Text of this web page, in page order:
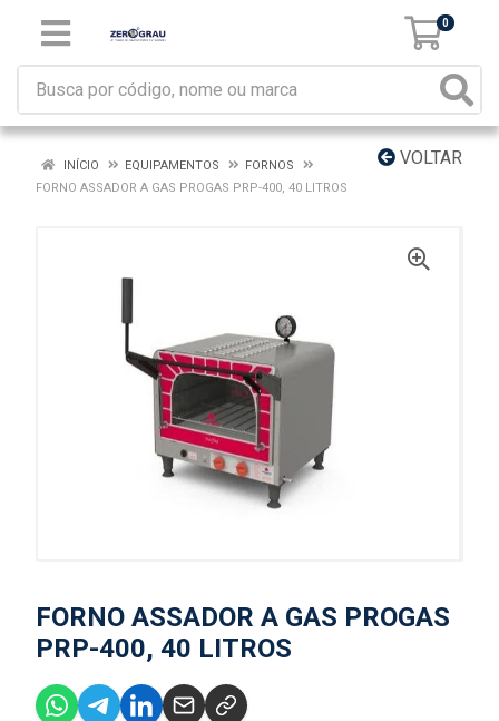
0
VOLTAR
INÍCIO EQUIPAMENTOS
FORNOS
FORNO ASSADOR A GAS PROGAS PRP-400, 40 LITROS
FORNO ASSADOR A GAS PROGAS
PRP-400, 40 LITROS